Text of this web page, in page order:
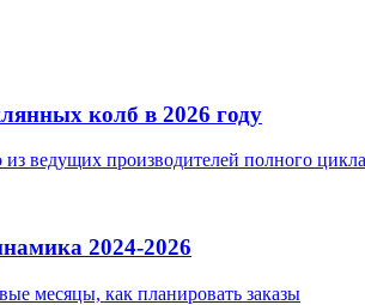
колб в 2026 году
ведущих производителей полного цикла
2024-2026
месяцы, как планировать заказы